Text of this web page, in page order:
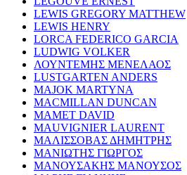
LEWIS GREGORY MATTHEW
LEWIS HENRY
LORCA FEDERICO GARCIA
LUDWIG VOLKER
ΛΟΥΝΤΕΜΗΣ ΜΕΝΕΛΑΟΣ
LUSTGARTEN ANDERS
MAJOK MARTYNA
MACMILLAN DUNCAN
MAMET DAVID
MAUVIGNIER LAURENT
ΜΑΛΙΣΣΟΒΑΣ ΔΗΜΗΤΡΗΣ
ΜΑΝΙΩΤΗΣ ΓΙΩΡΓΟΣ
ΜΑΝΟΥΣΑΚΗΣ ΜΑΝΟΥΣΟΣ